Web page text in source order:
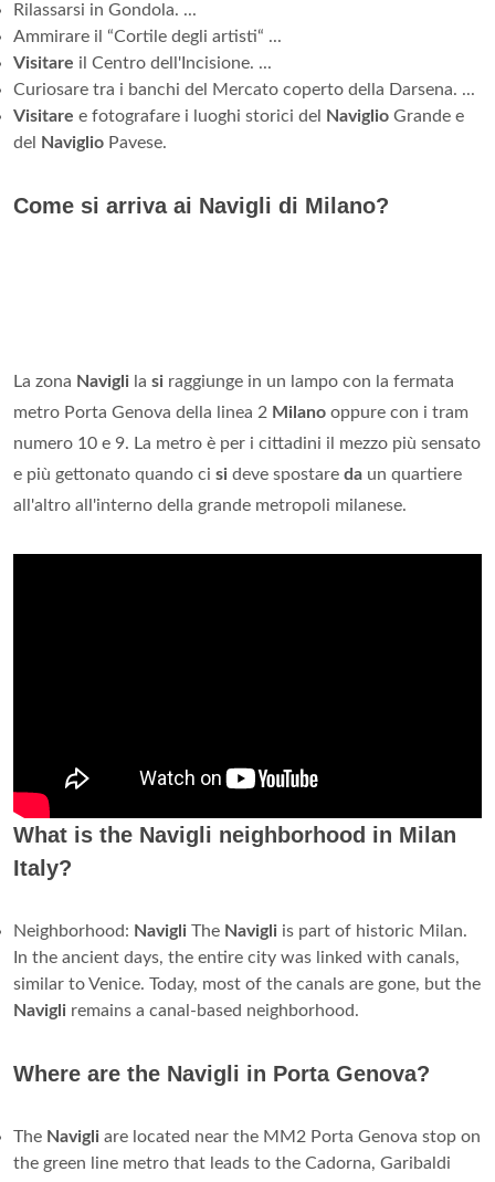
Rilassarsi in Gondola. ...
Ammirare il “Cortile degli artisti“ ...
Visitare il Centro dell'Incisione. ...
Curiosare tra i banchi del Mercato coperto della Darsena. ...
Visitare e fotografare i luoghi storici del Naviglio Grande e
del
Naviglio Pavese.
Come si arriva ai Navigli di Milano?
La zona Navigli la si raggiunge in un lampo con la fermata
metro Porta Genova della linea 2 Milano oppure con i tram
numero 10 e 9. La metro è per i cittadini il mezzo più sensato
e più gettonato quando ci si deve spostare da un quartiere
all'altro all'interno della grande metropoli milanese.
What is the Navigli neighborhood in Milan
Italy?
Neighborhood: Navigli The Navigli is part of historic Milan.
In the ancient days, the entire city was linked with canals,
similar to Venice. Today, most of the canals are gone, but the
Navigli remains a canal-based neighborhood.
Where are the Navigli in Porta Genova?
The Navigli are located near the MM2 Porta Genova stop on
the green line metro that leads to the Cadorna, Garibaldi